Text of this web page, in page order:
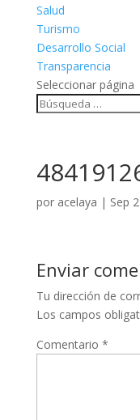
Salud
Turismo
Desarrollo Social
Transparencia
Seleccionar página
por acelaya | Sep
Enviar
Tu dirección de
Los campos
Comentario *